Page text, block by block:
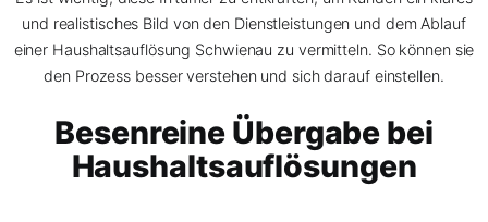
und realistisches Bild von den Dienstleistungen und dem Ablauf
einer Haushaltsauflösung Schwienau zu vermitteln. So können sie
den Prozess besser verstehen und sich darauf einstellen.
Besenreine Übergabe bei
Haushaltsauflösungen